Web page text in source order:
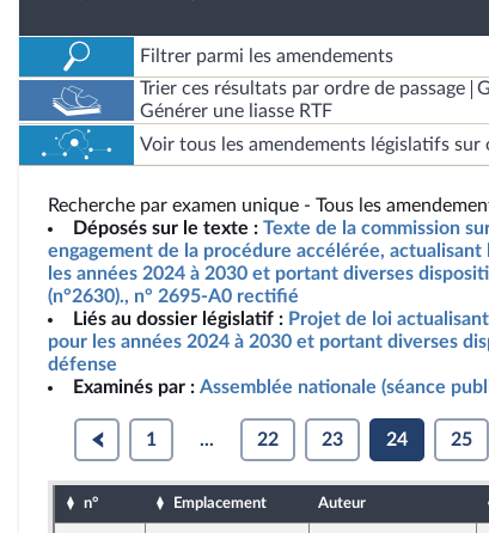
Filtrer parmi les amendements
Trier ces résultats par ordre de passage
Générer une liasse RTF
Voir tous les amendements législatifs sur
Recherche par examen unique - Tous les
Déposés sur le texte : Texte de la commission
engagement de la procédure accélérée,
les années 2024 à 2030 et portant diverses
(n°2630)., n° 2695-A0 rectifié
Liés au dossier législatif : Projet de loi
pour les années 2024 à 2030 et portant diverses
défense
Examinés par : Assemblée nationale (séance
1 ... 22 23 24 25
n° Emplacement Auteur